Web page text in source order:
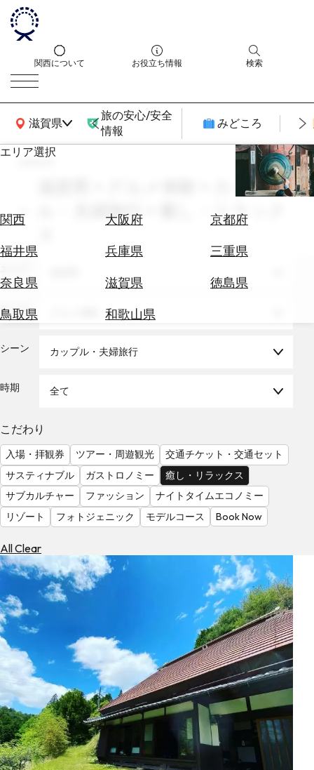
関西について お役立ち情報 検索
滋賀県
関西広域MAP
旅の安心/安全
情報
みどころ
エリア選択
関西 大阪府
京都府
福井県
兵庫県
三重県
奈良県
滋賀県
徳島県
鳥取県
和歌山県
エ
券
テ
を
を
見
る
search
滋賀県 × グルメ体験 × カップ
ル・夫婦旅行 × 癒し・リラック
テーマ
シーン カップル・夫婦旅行
時期 全て
こだわり
入場・拝観券 ツアー・周遊観光
交通チケット・交通セット
サスティナブル
ガストロノミー
癒し・リラックス
サブカルチャー
ファッション
ナイトタイムエコノミー
リゾート
フォトジェニック モデルコース Book Now
All Clear